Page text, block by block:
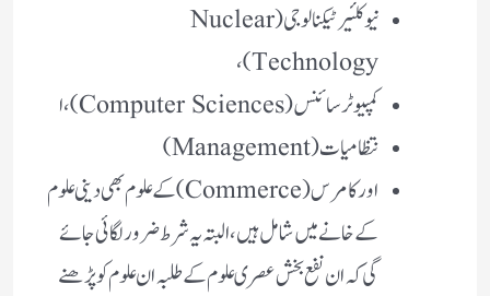
نیوکلئیرٹیکنالوجی (Nuclear
Technology)،
کمپیوٹر سائنس (Computer Sciences)، ا
نتظامیات (Management)
اور کامرس (Commerce) کے علوم بھی دینی علوم
کے خانے میں شامل ہیں ، البتہ یہ شرط ضرور لگائی جائے
گی کہ ان نفع بخش عصری علوم کے طلبہ ان علوم کو پڑھنے